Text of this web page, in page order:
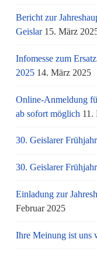
Bericht zur
Geislar 15. März
Infomesse zum
2025 14. März 2025
Online-Anmeldung
ab sofort möglich 11.
30. Geislarer
30. Geislarer
Einladung zur
Februar 2025
Ihre Meinung ist uns